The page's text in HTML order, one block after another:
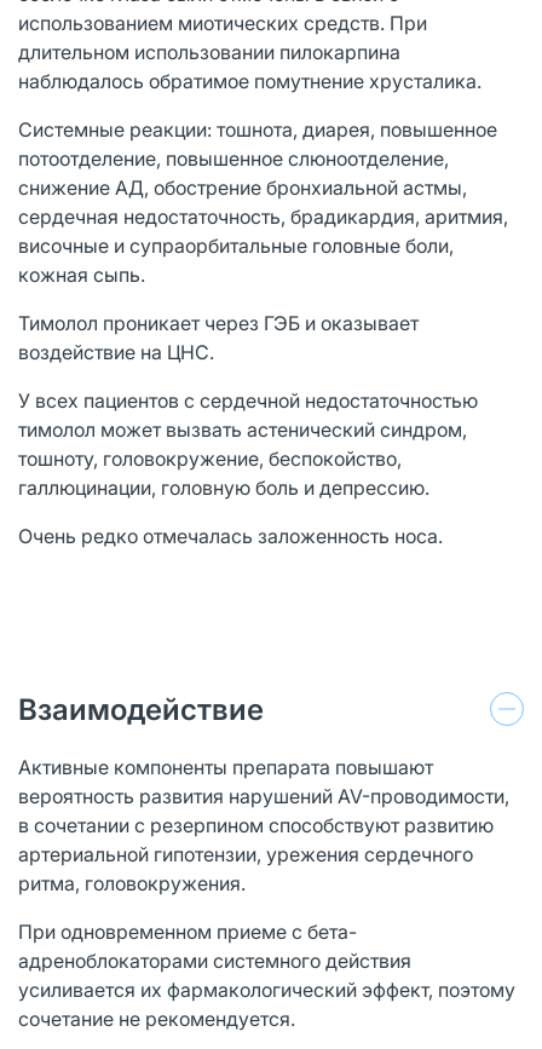
использованием миотических средств. При
длительном использовании пилокарпина
наблюдалось обратимое помутнение хрусталика.
Системные реакции: тошнота, диарея, повышенное
потоотделение, повышенное слюноотделение,
снижение АД, обострение бронхиальной астмы,
сердечная недостаточность, брадикардия, аритмия,
височные и супраорбитальные головные боли,
кожная сыпь.
Тимолол проникает через ГЭБ и оказывает
воздействие на ЦНС.
У всех пациентов с сердечной недостаточностью
тимолол может вызвать астенический синдром,
тошноту, головокружение, беспокойство,
галлюцинации, головную боль и депрессию.
Очень редко отмечалась заложенность носа.
Взаимодействие
Активные компоненты препарата повышают
вероятность развития нарушений AV-проводимости,
в сочетании с резерпином способствуют развитию
артериальной гипотензии, урежения сердечного
ритма, головокружения.
При одновременном приеме с бета-
адреноблокаторами системного действия
усиливается их фармакологический эффект, поэтому
сочетание не рекомендуется.